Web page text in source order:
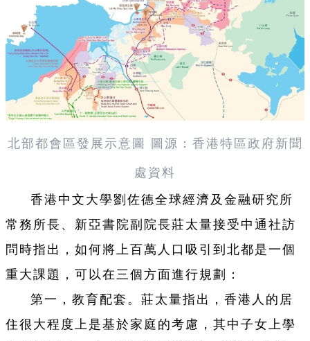
北部都會區發展示意圖 圖源： 香港特區政府新聞
處資料
香港中文大學劉佐德全球經濟及金融研究所
常務所長、新亞書院副院長莊太量接受中通社訪
問時指出，如何將上百萬人口吸引到北都是一個
重大課題，可以在三個方面進行規劃：
第一，教育配套。莊太量指出，香港人的居
住很大程度上是基於家庭的考慮，其中子女上學